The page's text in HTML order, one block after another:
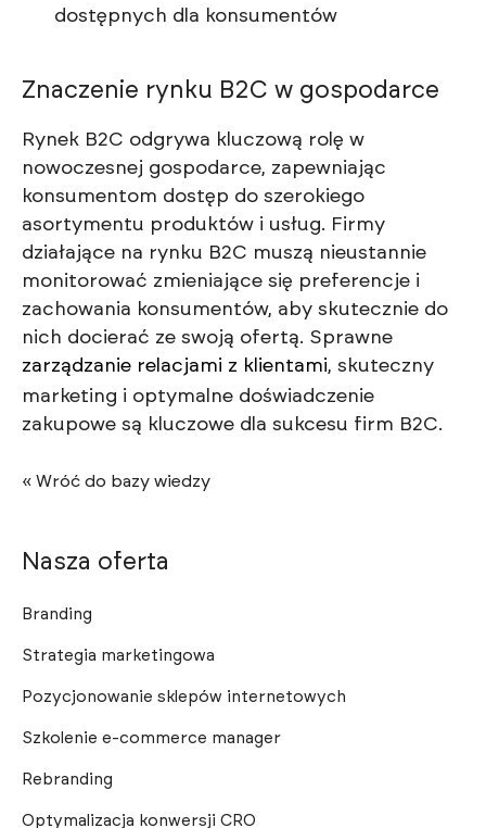
dostępnych dla konsumentów
Znaczenie rynku B2C w gospodarce
Rynek B2C odgrywa kluczową rolę w
nowoczesnej gospodarce, zapewniając
konsumentom dostęp do szerokiego
asortymentu produktów i usług. Firmy
działające na rynku B2C muszą nieustannie
monitorować zmieniające się preferencje i
zachowania konsumentów, aby skutecznie do
nich docierać ze swoją ofertą. Sprawne
zarządzanie relacjami z klientami, skuteczny
marketing i optymalne doświadczenie
zakupowe są kluczowe dla sukcesu firm B2C.
« Wróć do bazy wiedzy
Nasza oferta
Branding
Strategia marketingowa
Pozycjonowanie sklepów internetowych
Szkolenie e-commerce manager
Rebranding
Optymalizacja konwersji CRO